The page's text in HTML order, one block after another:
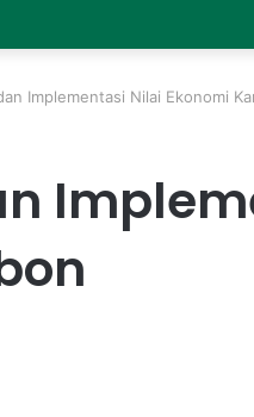
Implementasi Nilai Ekonomi